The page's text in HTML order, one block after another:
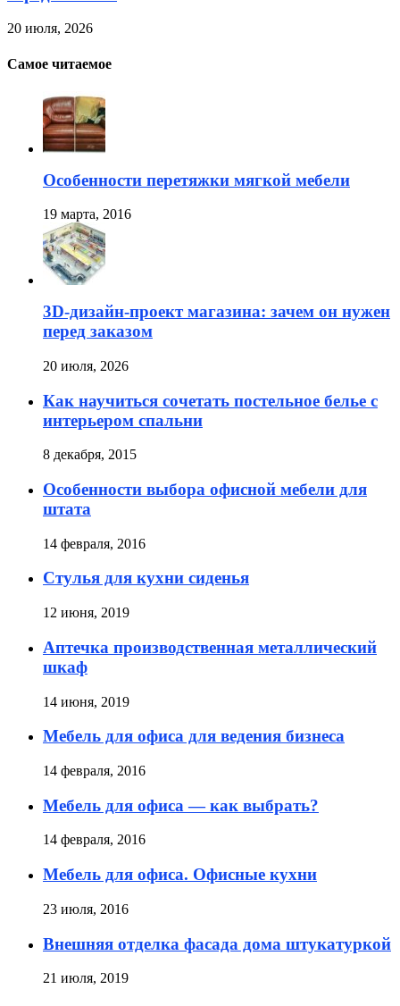
20 июля, 2026
Самое читаемое
Особенности перетяжки мягкой мебели
19 марта, 2016
3D-дизайн-проект магазина: зачем он нужен
перед заказом
20 июля, 2026
Как научиться сочетать постельное белье с
интерьером спальни
8 декабря, 2015
Особенности выбора офисной мебели для
штата
14 февраля, 2016
Стулья для кухни сиденья
12 июня, 2019
Аптечка производственная металлический
шкаф
14 июня, 2019
Мебель для офиса для ведения бизнеса
14 февраля, 2016
Мебель для офиса — как выбрать?
14 февраля, 2016
Мебель для офиса. Офисные кухни
23 июля, 2016
Внешняя отделка фасада дома штукатуркой
21 июля, 2019